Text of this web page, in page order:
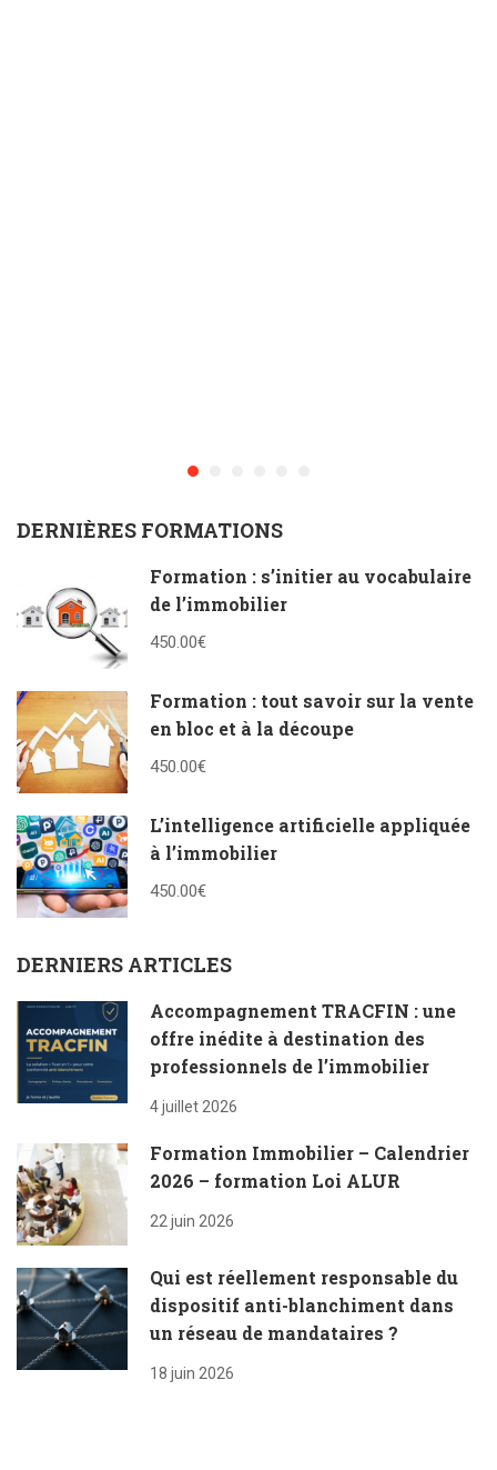
DERNIÈRES FORMATIONS
Formation : s’initier au vocabulaire
de l’immobilier
450.00€
Formation : tout savoir sur la vente
en bloc et à la découpe
450.00€
L’intelligence artificielle appliquée
à l’immobilier
450.00€
DERNIERS ARTICLES
Accompagnement TRACFIN : une
offre inédite à destination des
professionnels de l’immobilier
4 juillet 2026
Formation Immobilier – Calendrier
2026 – formation Loi ALUR
22 juin 2026
Qui est réellement responsable du
dispositif anti-blanchiment dans
un réseau de mandataires ?
18 juin 2026